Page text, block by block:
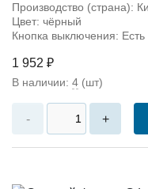
Производство (страна):
Цвет: чёрный
Кнопка выключения: Есть
1 952 ₽
В наличии: 4 (шт)
- +